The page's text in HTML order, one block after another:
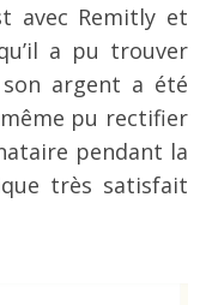
avec Remitly et
a pu trouver
argent a été
pu rectifier
pendant la
très satisfait